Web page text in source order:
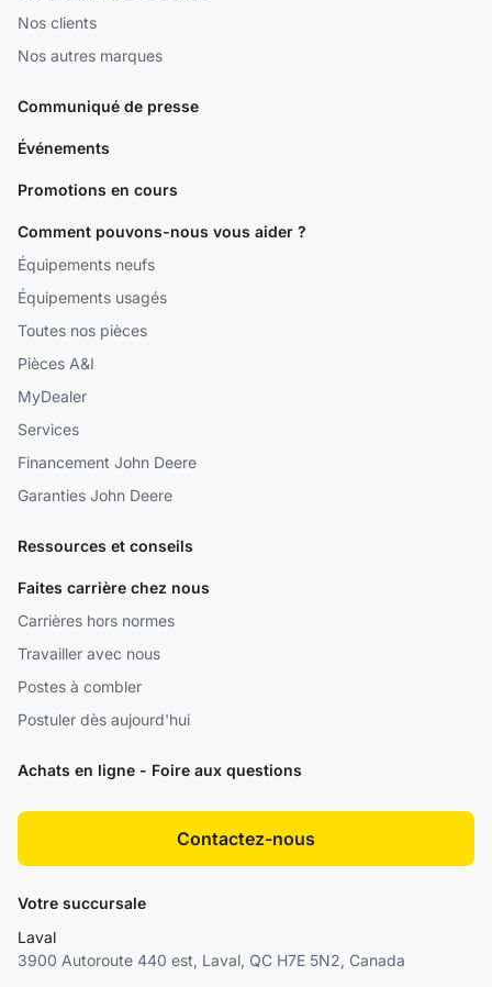
Nos clients
Nos autres marques
Communiqué de presse
Événements
Promotions en cours
Comment pouvons-nous vous aider ?
Équipements neufs
Équipements usagés
Toutes nos pièces
Pièces A&I
MyDealer
Services
Financement John Deere
Garanties John Deere
Ressources et conseils
Faites carrière chez nous
Carrières hors normes
Travailler avec nous
Postes à combler
Postuler dès aujourd'hui
Achats en ligne - Foire aux questions
Contactez-nous
Votre succursale
Laval
3900 Autoroute 440 est, Laval, QC H7E 5N2, Canada